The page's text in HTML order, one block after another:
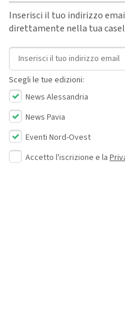
Inserisci il tuo indirizzo
direttamente nella tua
Indirizzo email
Scegli le tue edizioni:
News Alessandria
News Pavia
Eventi Nord-Ovest
Accetto l'iscrizione e la